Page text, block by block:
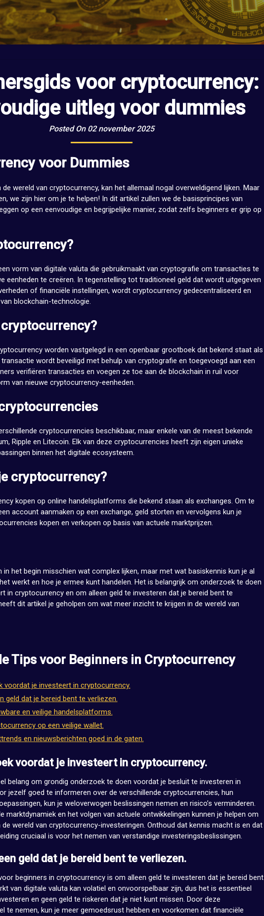
voor cryptocurrency:
uitleg voor dummies
Posted On 02 november 2025
voor Dummies
wereld van cryptocurrency, kan het allemaal nogal overweldigend lijken. Maar
we zijn hier om je te helpen! In dit artikel zullen we de basisprincipes van
op een eenvoudige en begrijpelijke manier, zodat zelfs beginners er grip op
vorm van digitale valuta die gebruikmaakt van cryptografie om transacties te
eenheden te creëren. In tegenstelling tot traditioneel geld dat wordt uitgegeven
of financiële instellingen, wordt cryptocurrency gedecentraliseerd en
blockchain-technologie.
cryptocurrency?
worden vastgelegd in een openbaar grootboek dat bekend staat als
transactie wordt beveiligd met behulp van cryptografie en toegevoegd aan een
verifiëren transacties en voegen ze toe aan de blockchain in ruil voor
van nieuwe cryptocurrency-eenheden.
cryptocurrencies beschikbaar, maar enkele van de meest bekende
Ripple en Litecoin. Elk van deze cryptocurrencies heeft zijn eigen unieke
binnen het digitale ecosysteem.
cryptocurrency?
kopen op online handelsplatforms die bekend staan als exchanges. Om te
account aanmaken op een exchange, geld storten en vervolgens kun je
kopen en verkopen op basis van actuele marktprijzen.
in het begin misschien wat complex lijken, maar met wat basiskennis kun je al
werkt en hoe je ermee kunt handelen. Het is belangrijk om onderzoek te doen
in cryptocurrency en om alleen geld te investeren dat je bereid bent te
dit artikel je geholpen om wat meer inzicht te krijgen in de wereld van
Tips voor Beginners in Cryptocurrency
voordat je investeert in cryptocurrency.
geld dat je bereid bent te verliezen.
en veilige handelsplatforms.
op een veilige wallet.
en nieuwsberichten goed in de gaten.
voordat je investeert in cryptocurrency.
belang om grondig onderzoek te doen voordat je besluit te investeren in
jezelf goed te informeren over de verschillende cryptocurrencies, hun
kun je weloverwogen beslissingen nemen en risico’s verminderen.
marktdynamiek en het volgen van actuele ontwikkelingen kunnen je helpen om
wereld van cryptocurrency-investeringen. Onthoud dat kennis macht is en dat
cruciaal is voor het nemen van verstandige investeringsbeslissingen.
geld dat je bereid bent te verliezen.
beginners in cryptocurrency is om alleen geld te investeren dat je bereid bent
van digitale valuta kan volatiel en onvoorspelbaar zijn, dus het is essentieel
en geen geld te riskeren dat je niet kunt missen. Door deze
te nemen, kun je meer gemoedsrust hebben en voorkomen dat financiële